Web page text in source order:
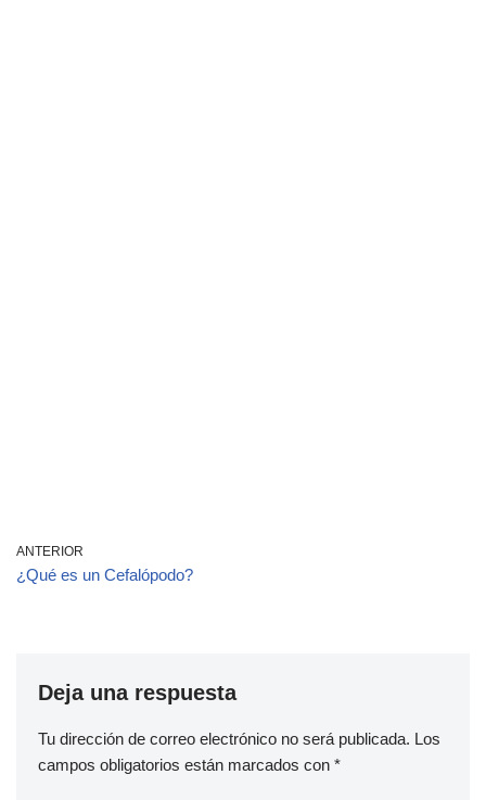
ANTERIOR
¿Qué es un Cefalópodo?
Deja una respuesta
Tu dirección de correo electrónico no será publicada. Los
campos obligatorios están marcados con *